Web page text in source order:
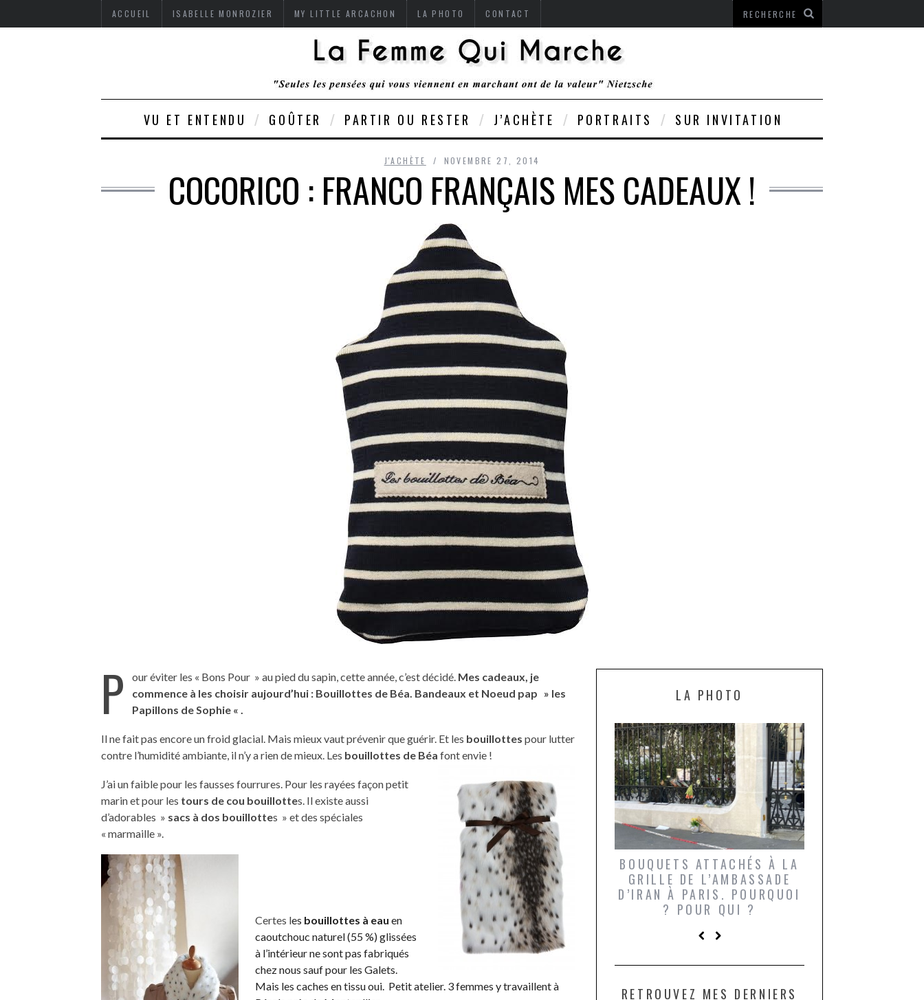
ACCUEIL ISABELLE MONROZIER MY LITTLE ARCACHON LA PHOTO CONTACT
VU ET ENTENDU GOÛTER PARTIR OU RESTER J’ACHÈTE PORTRAITS SUR INVITATION
J'ACHÈTE NOVEMBRE 27, 2014
COCORICO : FRANCO FRANÇAIS MES CADEAUX !
P our éviter les « Bons Pour » au pied du sapin, cette année, c’est décidé. Mes cadeaux, je
commence à les choisir aujourd’hui : Bouillottes de Béa. Bandeaux et Noeud pap » les
Papillons de Sophie « .
Il ne fait pas encore un froid glacial. Mais mieux vaut prévenir que guérir. Et les bouillottes pour lutter
contre l’humidité ambiante, il n’y a rien de mieux. Les bouillottes de Béa font envie !
J’ai un faible pour les fausses fourrures. Pour les rayées façon petit
marin et pour les tours de cou bouillottes. Il existe aussi
d’adorables » sacs à dos bouillottes » et des spéciales
« marmaille ».
Certes les bouillottes à eau en
caoutchouc naturel (55 %) glissées
à l’intérieur ne sont pas fabriqués
chez nous sauf pour les Galets.
Mais les caches en tissu oui. Petit atelier. 3 femmes y travaillent à
LA PHOTO
UNE MOUETTE SUR LA TÊTE
DE LA VIERGE À BIARRITZ.
BOUQUETS ATTACHÉS À LA
GRILLE DE L’AMBASSADE
D’IRAN À PARIS. POURQUOI
? POUR QUI ?
RETROUVEZ MES DERNIERS